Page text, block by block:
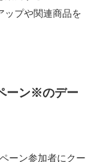
プや関連商品を
ーン※のデー
ーン参加者にクー